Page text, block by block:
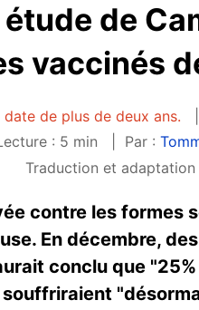
de
vaccinés
de plus de deux ans.
: 5 min
Par :
Traduction et adaptation
contre les formes
En décembre,
conclu que